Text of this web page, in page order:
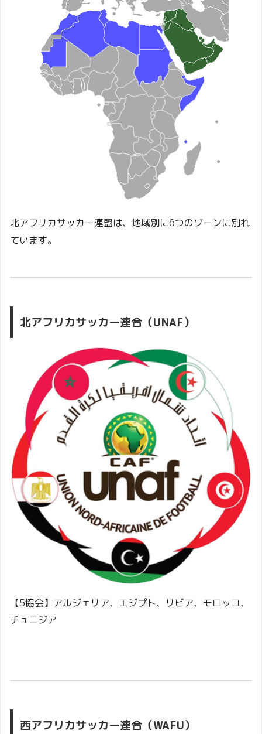
北アフリカサッカー連盟は、地域別に6つのゾーンに別れ
ています。
北アフリカサッカー連合（UNAF）
【5協会】アルジェリア、エジプト、リビア、モロッコ、
チュニジア
西アフリカサッカー連合（WAFU）